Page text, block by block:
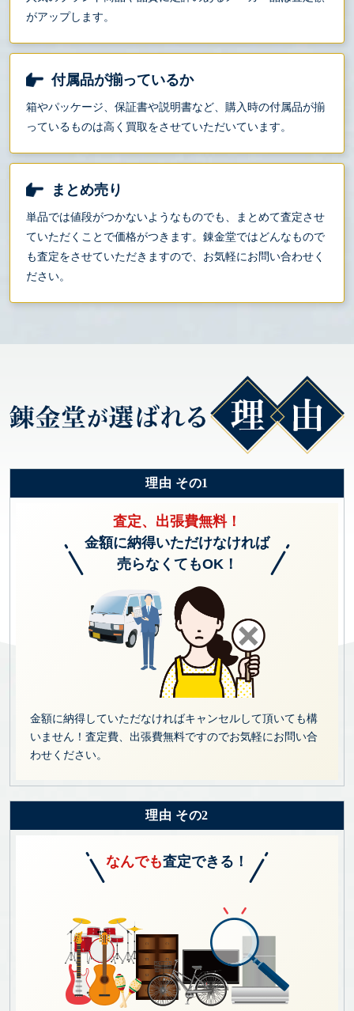
がアップします。
付属品が揃っているか
箱やパッケージ、保証書や説明書など、購入時の付属品が揃
っているものは高く買取をさせていただいています。
まとめ売り
単品では値段がつかないようなものでも、まとめて査定させ
ていただくことで価格がつきます。錬金堂ではどんなもので
も査定をさせていただきますので、お気軽にお問い合わせく
ださい。
理由 その1
査定、出張費無料！
金額に納得いただけなければ
売らなくてもOK！
金額に納得していただなければキャンセルして頂いても構
いません！査定費、出張費無料ですのでお気軽にお問い合
わせください。
理由 その2
なんでも査定できる！